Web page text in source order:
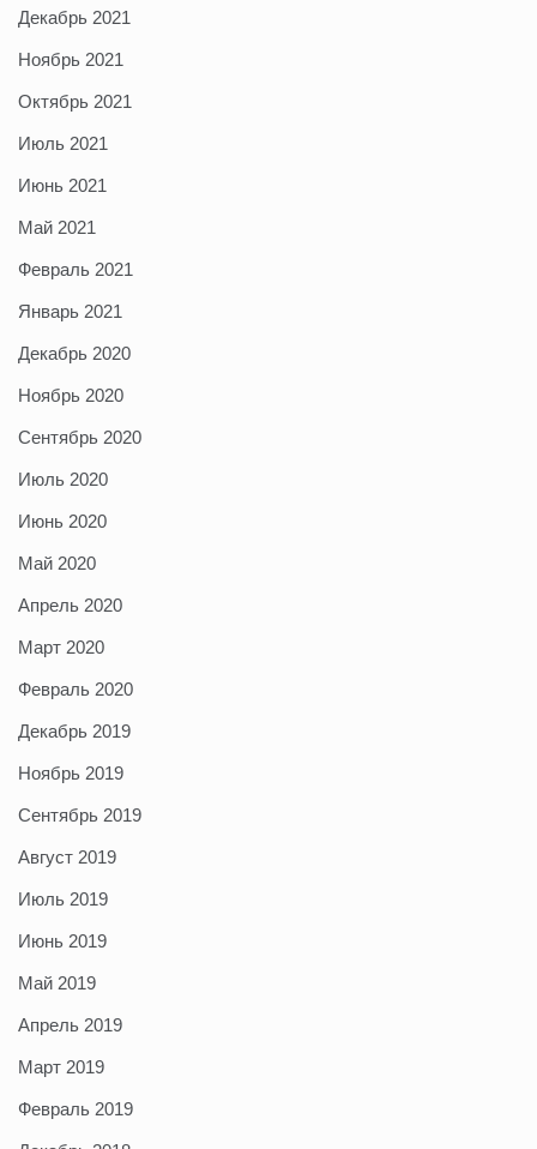
Декабрь 2021
Ноябрь 2021
Октябрь 2021
Июль 2021
Июнь 2021
Май 2021
Февраль 2021
Январь 2021
Декабрь 2020
Ноябрь 2020
Сентябрь 2020
Июль 2020
Июнь 2020
Май 2020
Апрель 2020
Март 2020
Февраль 2020
Декабрь 2019
Ноябрь 2019
Сентябрь 2019
Август 2019
Июль 2019
Июнь 2019
Май 2019
Апрель 2019
Март 2019
Февраль 2019